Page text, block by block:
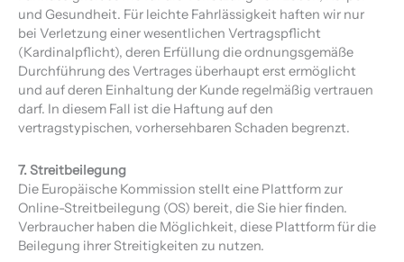
und Gesundheit. Für leichte Fahrlässigkeit haften wir nur
bei Verletzung einer wesentlichen Vertragspflicht
(Kardinalpflicht), deren Erfüllung die ordnungsgemäße
Durchführung des Vertrages überhaupt erst ermöglicht
und auf deren Einhaltung der Kunde regelmäßig vertrauen
darf. In diesem Fall ist die Haftung auf den
vertragstypischen, vorhersehbaren Schaden begrenzt.
7. Streitbeilegung
Die Europäische Kommission stellt eine Plattform zur
Online-Streitbeilegung (OS) bereit, die Sie hier finden.
Verbraucher haben die Möglichkeit, diese Plattform für die
Beilegung ihrer Streitigkeiten zu nutzen.